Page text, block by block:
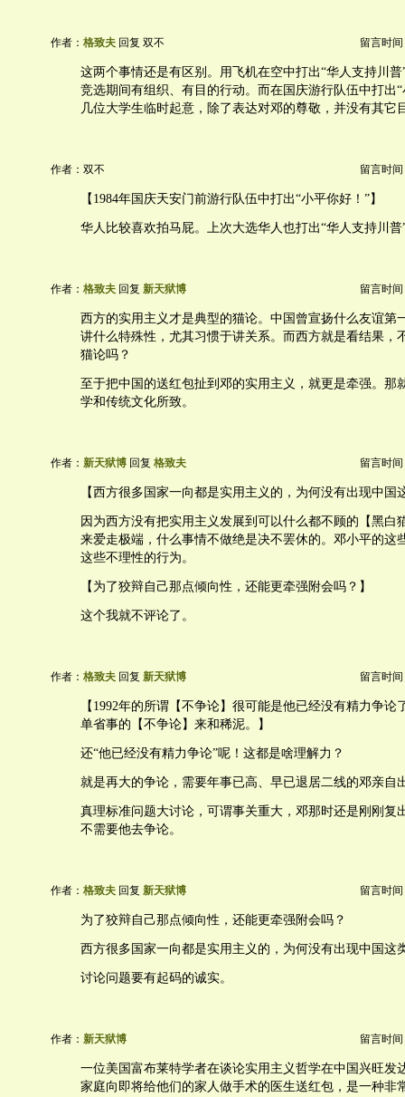
作者： 格致夫 回复 双不 留言时间
这两个事情还是有区别。用飞机在空中打出“华人支持川
竞选期间有组织、有目的行动。而在国庆游行队伍中打出
几位大学生临时起意，除了表达对邓的尊敬，并没有其它
作者：双不 留言时间
【1984年国庆天安门前游行队伍中打出“小平你好！”】
华人比较喜欢拍马屁。上次大选华人也打出“华人支持川普
作者： 格致夫 回复 新天狱博 留言时间
西方的实用主义才是典型的猫论。中国曾宣扬什么友谊第
讲什么特殊性，尤其习惯于讲关系。而西方就是看结果，
猫论吗？
至于把中国的送红包扯到邓的实用主义，就更是牵强。那
学和传统文化所致。
作者： 新天狱博 回复 格致夫 留言时间
【西方很多国家一向都是实用主义的，为何没有出现中国
因为西方没有把实用主义发展到可以什么都不顾的【黑白
来爱走极端，什么事情不做绝是决不罢休的。邓小平的这
这些不理性的行为。
【为了狡辩自己那点倾向性，还能更牵强附会吗？】
这个我就不评论了。
作者： 格致夫 回复 新天狱博 留言时间
【1992年的所谓【不争论】很可能是他已经没有精力争论
单省事的【不争论】来和稀泥。】
还“他已经没有精力争论”呢！这都是啥理解力？
就是再大的争论，需要年事已高、早已退居二线的邓亲自
真理标准问题大讨论，可谓事关重大，邓那时还是刚刚复
不需要他去争论。
作者： 格致夫 回复 新天狱博 留言时间
为了狡辩自己那点倾向性，还能更牵强附会吗？
西方很多国家一向都是实用主义的，为何没有出现中国这
讨论问题要有起码的诚实。
作者： 新天狱博 留言时间
一位美国富布莱特学者在谈论实用主义哲学在中国兴旺发
家庭向即将给他们的家人做手术的医生送红包，是一种非